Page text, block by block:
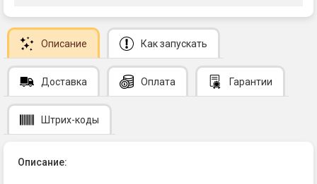
Описание Как запускать
Доставка Оплата Гарантии
Штрих-коды
Описание: